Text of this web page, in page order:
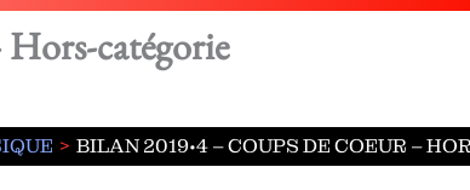
catégorie
BILAN 2019•4 – COUPS DE COEUR –